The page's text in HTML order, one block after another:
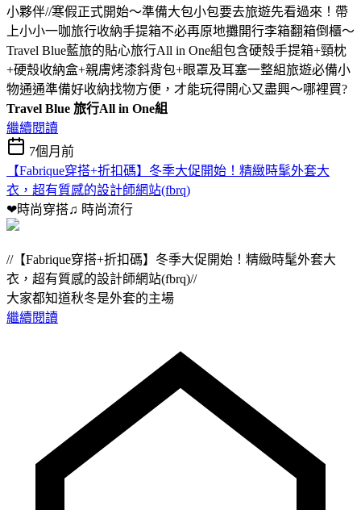
小夥伴//寒假正式開始～準備大包小包要去旅遊先看過來！帶
上小小一咖旅行收納手提箱不必再原地攤開行李箱翻箱倒櫃～
Travel Blue藍旅的貼心旅行All in One組包含硬殼手提箱+頸枕
+硬殼收納盒+親膚烤漆斜背包+眼罩及耳塞一整組旅遊必備小
物通通準備好收納找物方便，才能玩得開心又盡興～哪裡買?
Travel Blue 旅行All in One組
繼續閱讀
7個月前
【Fabrique穿搭+折扣碼】冬季大促開始！精緻時髦外套大
衣，超有質感的設計師網站(fbrq)
❤時尚穿搭♫ 時尚流行
//【Fabrique穿搭+折扣碼】冬季大促開始！精緻時髦外套大
衣，超有質感的設計師網站(fbrq)//
大家都知道秋冬是外套的主場
繼續閱讀